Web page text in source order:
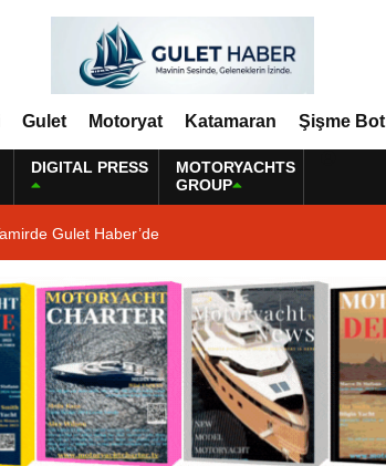
Gulet Motoryat Katamaran Şişme Bot
DIGITAL PRESS
MOTORYACHTS
GROUP
Gulet Haber’de